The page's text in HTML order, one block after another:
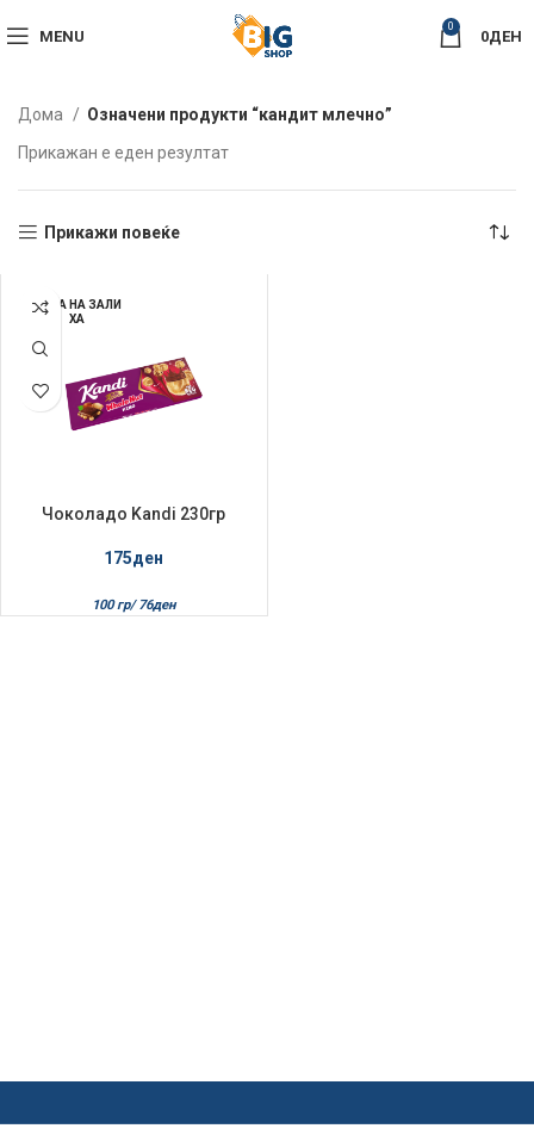
MENU
0
0ДЕН
Дома
Означени продукти “кандит млечно”
Прикажан е еден резултат
Прикажи повеќе
НЕМА НА ЗАЛИ
ХА
Чоколадо Kandi 230гр
175ден
100 гр/ 76ден